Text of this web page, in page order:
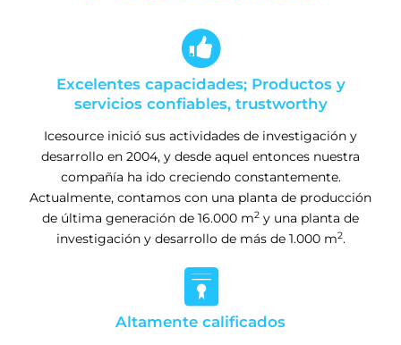

Excelentes capacidades; Productos y
servicios confiables, trustworthy
Icesource inició sus actividades de investigación y
desarrollo en 2004, y desde aquel entonces nuestra
compañía ha ido creciendo constantemente.
Actualmente, contamos con una planta de producción
de última generación de 16.000 m2 y una planta de
investigación y desarrollo de más de 1.000 m2.

Altamente calificados